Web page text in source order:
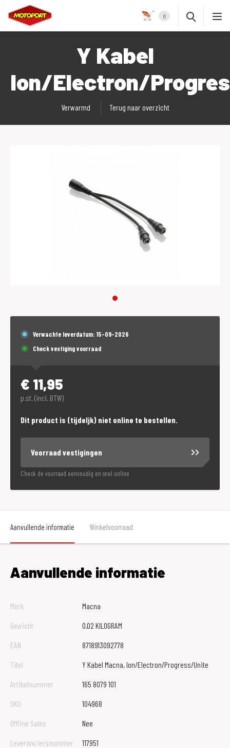
0
Y Kabel
Ion/Electron/
Verwarmd Terug naar overzicht
Verwachte leverdatum: 15-09-2026
Check vestiging voorraad
€ 11,95
p.st. (incl. BTW)
Dit product is (tijdeljk) niet online te bestellen.
Voorraad vestigingen
Check de voorraad eenvoudig en snel online
Aanvullende informatie Winkelvoorraad
Aanvullende informatie
Merk
Macna
Gewicht
0.02 KILOGRAM
EAN
8718913092778
Titel
Y Kabel Macna, Ion/Electron/Progress/Unite
Artikelnummer
165 8079 101
SKU
104968
Offline Sales
Nee
Leveranciersnummer
117951